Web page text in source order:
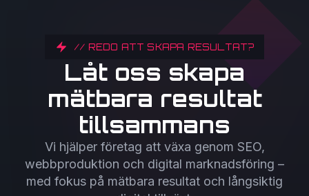
// REDO ATT SKAPA RESULTAT?
Låt oss skapa
mätbara resultat
tillsammans
Vi hjälper företag att växa genom SEO,
webbproduktion och digital marknadsföring –
med fokus på mätbara resultat och långsiktig